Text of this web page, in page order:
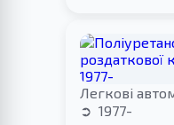
Легкові
1977-